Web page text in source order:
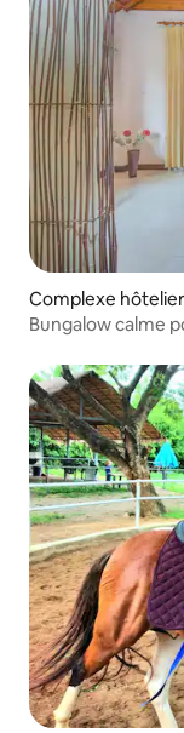
Complexe hôtelier
Bungalow calme